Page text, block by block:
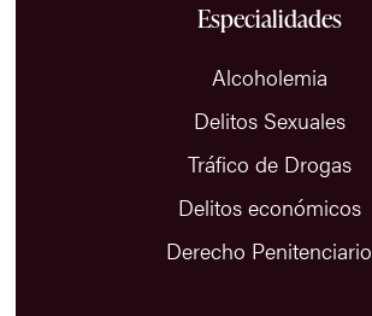
Especialidades
Alcoholemia
Delitos Sexuales
Tráfico de Drogas
Delitos económicos
Derecho Penitenciario